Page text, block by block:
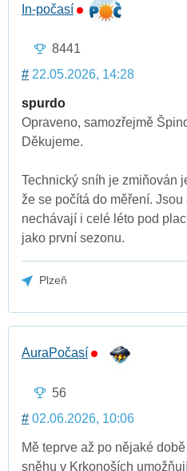
In-počasí
8441
# 22.05.2026, 14:28
spurdo
Opraveno, samozřejmě
Děkujeme.
Technický sníh je zmiňován
že se počítá do měření. Jsou
nechávají i celé léto pod
jako první sezonu.
Plzeň
AuraPočasí
56
# 02.06.2026, 10:06
Mě teprve až po nějaké
sněhu v Krkonoších